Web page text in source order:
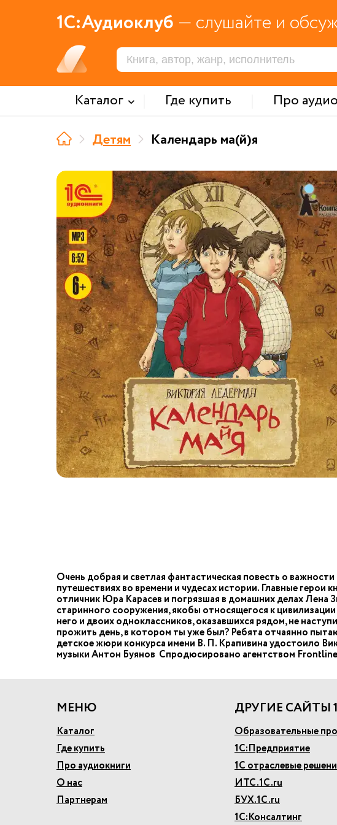
1С:Аудиоклуб — слушайте и
Каталог Где купить Про
Детям
Календарь ма(й)я
Очень добрая и светлая фантастическая повесть о
путешествиях во времени и чудесах истории. Главные
отличник Юра Карасев и погрязшая в домашних делах Лена
старинного сооружения, якобы относящегося к
него и двоих одноклассников, оказавшихся рядом, не
прожить день, в котором ты уже был? Ребята отчаянно
детское жюри конкурса имени В. П. Крапивина удостоило
музыки Антон Буянов Спродюсировано агентством
МЕНЮ
Каталог
Где купить
Про аудиокниги
О нас
Партнерам
ДРУГИЕ САЙТЫ
Образовательные
1С:Предприятие
1С отраслевые
ИТС.1С.ru
БУХ.1С.ru
1С:Консалтинг